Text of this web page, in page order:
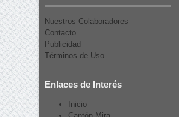
Nuestros Colaboradores
Contacto
Publicidad
Términos de Uso
Enlaces de Interés
Inicio